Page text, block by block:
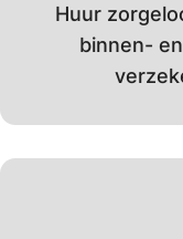
Huur
binnen-